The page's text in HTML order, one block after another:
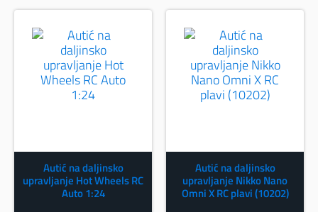
Autić na daljinsko
upravljanje Hot Wheels RC
Auto 1:24
Autić na daljinsko
upravljanje Nikko Nano
Omni X RC plavi (10202)